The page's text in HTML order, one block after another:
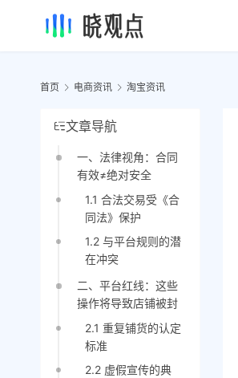
首页 电商资讯 淘宝资讯
文章导航
一、法律视角：合同
有效≠绝对安全
1.1 合法交易受《合
同法》保护
1.2 与平台规则的潜
在冲突
二、平台红线：这些
操作将导致店铺被封
2.1 重复铺货的认定
标准
2.2 虚假宣传的典